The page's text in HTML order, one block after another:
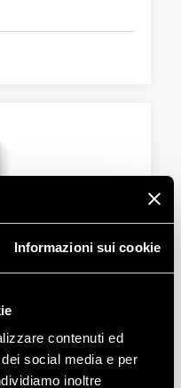
Informazioni sui cookie
contenuti ed
social media e per
inoltre